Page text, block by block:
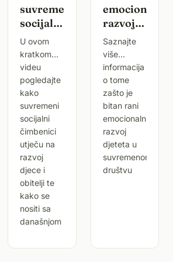
suvremeni
socijalni
čimbenici
oblikuju
razvoj
djece?
U ovom
kratkom
videu
pogledajte
kako
suvremeni
socijalni
čimbenici
utječu na
razvoj
djece i
obitelji te
kako se
nositi sa
današnjom
emocionalni
razvoj
djeteta
u
suvremenom
društvu
Saznajte
više
informacija
o tome
zašto je
bitan rani
emocionalni
razvoj
djeteta u
suvremenom
društvu